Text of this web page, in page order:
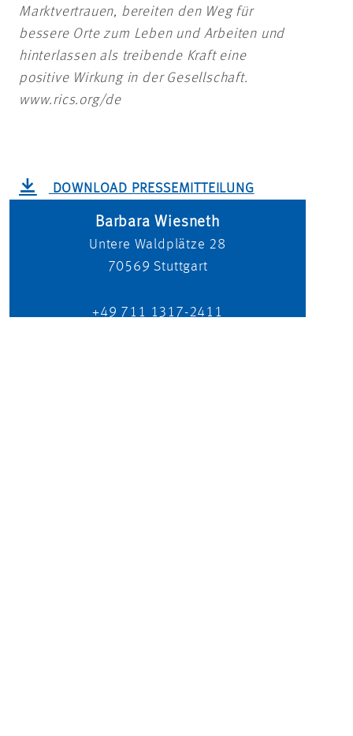
Marktvertrauen, bereiten den Weg für
bessere Orte zum Leben und Arbeiten und
hinterlassen als treibende Kraft eine
positive Wirkung in der Gesellschaft.
www.rics.org/de
DOWNLOAD PRESSEMITTEILUNG
Barbara Wiesneth
Untere Waldplätze 28
70569 Stuttgart
+49 711 1317-2411